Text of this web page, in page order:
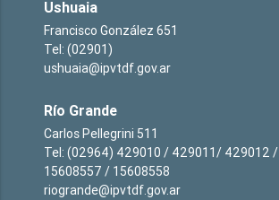
Ushuaia
Francisco González 651
Tel: (02901)
ushuaia@ipvtdf.gov.ar
Río Grande
Carlos Pellegrini 511
Tel: (02964) 429010 / 429011/ 429012 /
15608557 / 15608558
riogrande@ipvtdf.gov.ar